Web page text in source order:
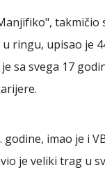
ringu, upisao je
sa svega 17
godine, imao je i
je veliki trag u